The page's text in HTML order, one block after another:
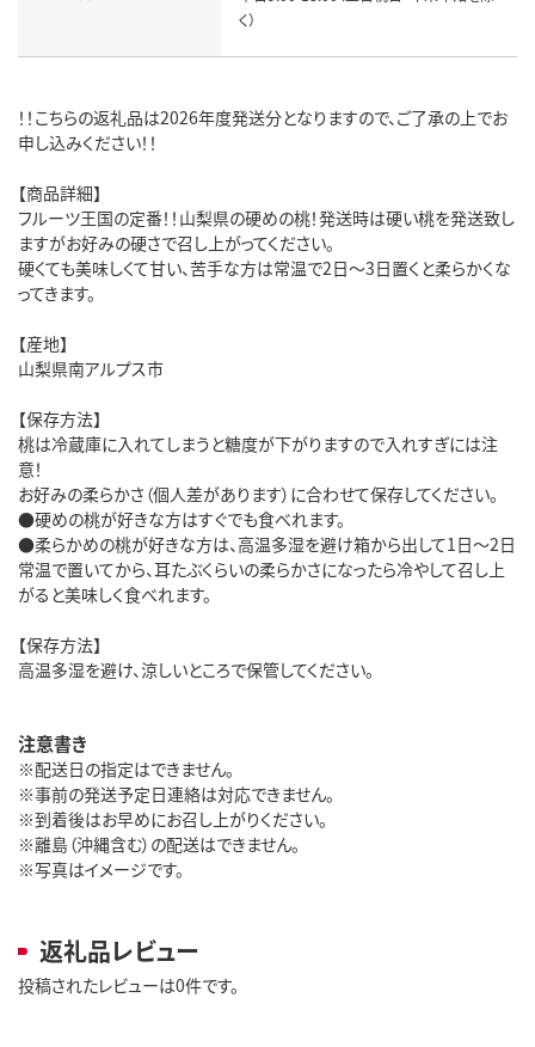
く）
！！こちらの返礼品は2026年度発送分となりますので、ご了承の上でお
申し込みください！！
【商品詳細】
フルーツ王国の定番！！山梨県の硬めの桃！発送時は硬い桃を発送致し
ますがお好みの硬さで召し上がってください。
硬くても美味しくて甘い、苦手な方は常温で2日～3日置くと柔らかくな
ってきます。
【産地】
山梨県南アルプス市
【保存方法】
桃は冷蔵庫に入れてしまうと糖度が下がりますので入れすぎには注
意！
お好みの柔らかさ（個人差があります）に合わせて保存してください。
●硬めの桃が好きな方はすぐでも食べれます。
●柔らかめの桃が好きな方は、高温多湿を避け箱から出して1日～2日
常温で置いてから、耳たぶくらいの柔らかさになったら冷やして召し上
がると美味しく食べれます。
【保存方法】
高温多湿を避け、涼しいところで保管してください。
注意書き
※配送日の指定はできません。
※事前の発送予定日連絡は対応できません。
※到着後はお早めにお召し上がりください。
※離島（沖縄含む）の配送はできません。
※写真はイメージです。
返礼品レビュー
投稿されたレビューは0件です。